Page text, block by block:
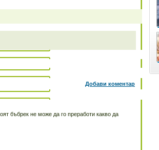
Добави коментар
бъбрек не може да го преработи какво да